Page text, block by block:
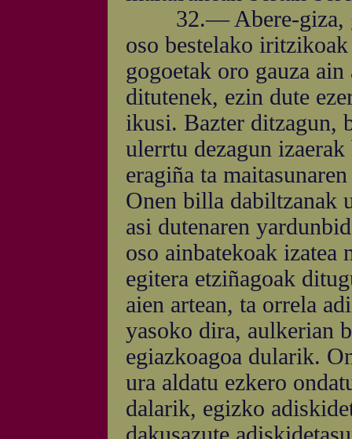
32.— Abere-giza,
oso bestelako
gogoetak oro gauza
ditutenek, ezin dute
ikusi. Bazter ditzagun,
ulerrtu dezagun
eragiña ta
Onen billa dabiltzanak
asi dutenaren
oso ainbatekoak izatea
egitera etziñagoak
aien artean, ta orrela
yasoko dira, aulkerian
egiazkoagoa dularik.
ura aldatu ezkero
dalarik, egizko